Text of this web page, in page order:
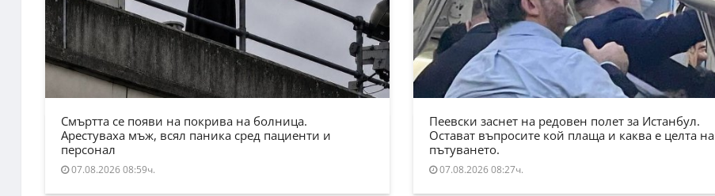
Смъртта се появи на покрива на болница.
Арестуваха мъж, всял паника сред пациенти и
персонал
07.08.2026 08:59ч.
Пеевски заснет на редовен полет за Истанбул.
Остават въпросите кой плаща и каква е целта на
пътуването.
07.08.2026 08:27ч.